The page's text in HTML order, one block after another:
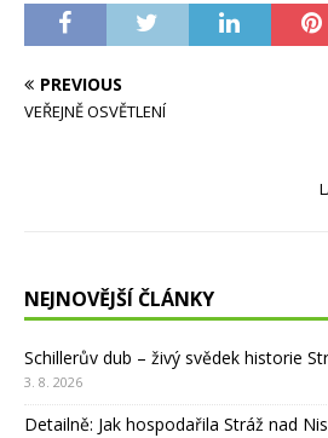
PREVIOUS
VEŘEJNĚ OSVĚTLENÍ
NEJNOVĚJŠÍ ČLÁNKY
Schillerův dub – živý svědek historie
3. 8. 2026
Detailně: Jak hospodařila Stráž nad